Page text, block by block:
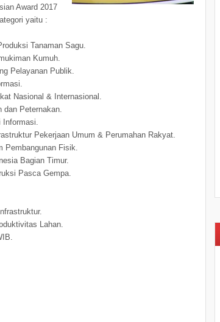
Award 2017
yaitu :
Tanaman Sagu.
Kumuh.
Pelayanan Publik.
Nasional & Internasional.
dan Peternakan.
Informasi.
Pekerjaan Umum & Perumahan Rakyat.
Pembangunan Fisik.
Bagian Timur.
Pasca Gempa.
Lahan.